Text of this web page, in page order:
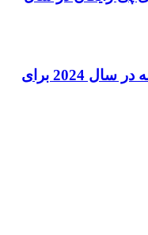
بهترین برنامه های دانلود انیمه در سال 2024 برای